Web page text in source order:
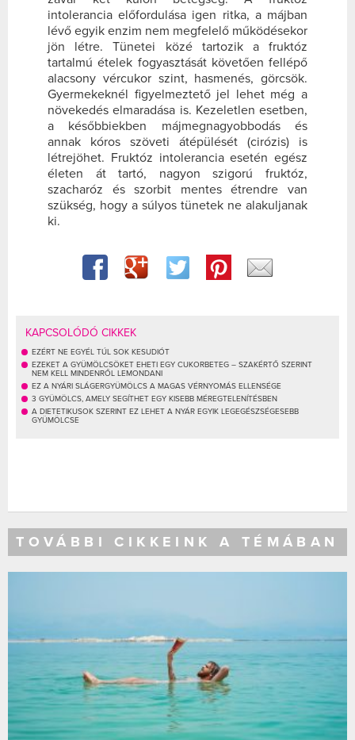
intolerancia előfordulása igen ritka, a májban
lévő egyik enzim nem megfelelő működésekor
jön létre. Tünetei közé tartozik a fruktóz
tartalmú ételek fogyasztását követően fellépő
alacsony vércukor szint, hasmenés, görcsök.
Gyermekeknél figyelmeztető jel lehet még a
növekedés elmaradása is. Kezeletlen esetben,
a későbbiekben májmegnagyobbodás és
annak kóros szöveti átépülését (cirózis) is
létrejöhet. Fruktóz intolerancia esetén egész
életen át tartó, nagyon szigorú fruktóz,
szacharóz és szorbit mentes étrendre van
szükség, hogy a súlyos tünetek ne alakuljanak
ki.
KAPCSOLÓDÓ CIKKEK
EZÉRT NE EGYÉL TÚL SOK KESUDIÓT
EZEKET A GYÜMÖLCSÖKET EHETI EGY CUKORBETEG – SZAKÉRTŐ SZERINT
NEM KELL MINDENRŐL LEMONDANI
EZ A NYÁRI SLÁGERGYÜMÖLCS A MAGAS VÉRNYOMÁS ELLENSÉGE
3 GYÜMÖLCS, AMELY SEGÍTHET EGY KISEBB MÉREGTELENÍTÉSBEN
A DIETETIKUSOK SZERINT EZ LEHET A NYÁR EGYIK LEGEGÉSZSÉGESEBB
GYÜMÖLCSE
TOVÁBBI CIKKEINK A TÉMÁBAN